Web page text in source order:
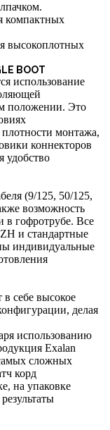
компактных
высокоплотных
BOOT
использование
положении. Это
монтажа,
коннекторов
удобство
(9/125, 50/125,
возможность
в гофротрубе. Все
и стандартные
индивидуальные
себе высокое
делая
использованию
Exalan
сложных
корд
на упаковке